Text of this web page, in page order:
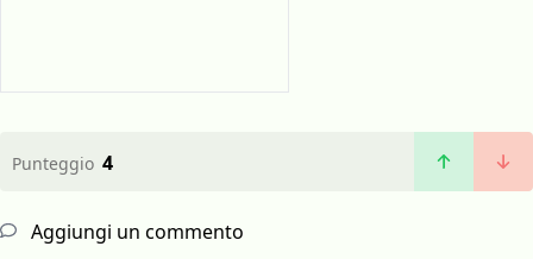
Punteggio 4
Aggiungi un commento